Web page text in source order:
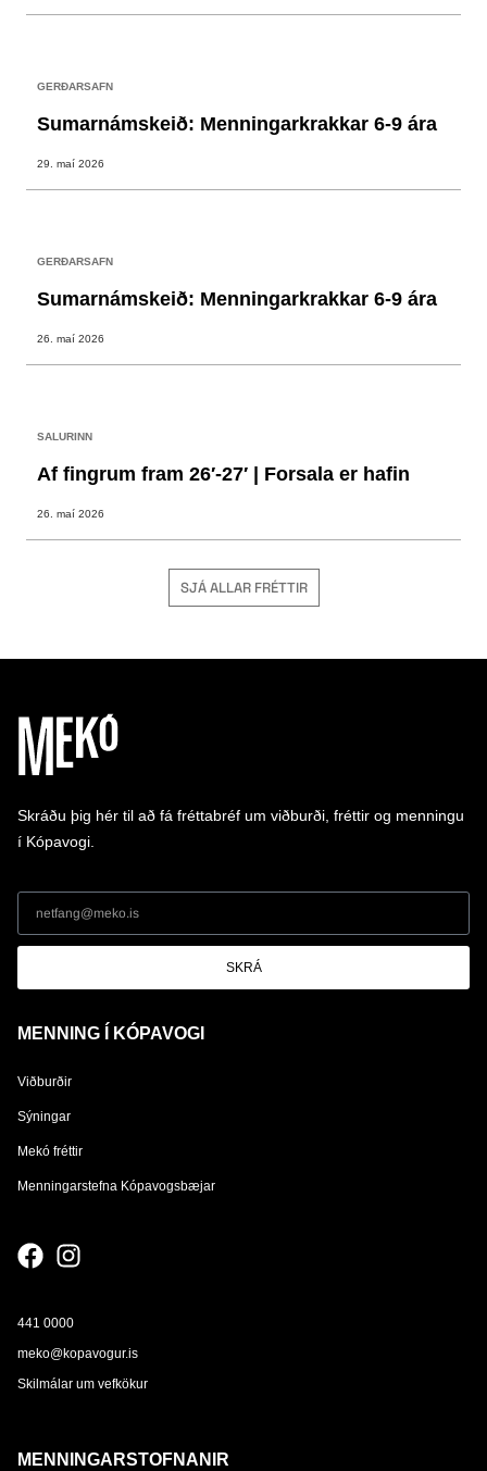
GERÐARSAFN
Sumarnámskeið: Menningarkrakkar 6-9 ára
29. maí 2026
GERÐARSAFN
Sumarnámskeið: Menningarkrakkar 6-9 ára
26. maí 2026
SALURINN
Af fingrum fram 26′-27′ | Forsala er hafin
26. maí 2026
SJÁ ALLAR FRÉTTIR
Skráðu þig hér til að fá fréttabréf um viðburði, fréttir og menningu
í Kópavogi.
SKRÁ
MENNING Í KÓPAVOGI
Viðburðir
Sýningar
Mekó fréttir
Menningarstefna Kópavogsbæjar
441 0000
meko@kopavogur.is
Skilmálar um vefkökur
MENNINGARSTOFNANIR